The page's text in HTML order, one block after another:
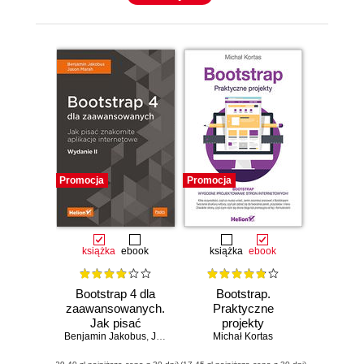
Promocja
książka ebook
Bootstrap 4 dla
zaawansowanych.
Jak pisać
znakomite
Benjamin Jakobus, Jason Marah
Promocja
książka ebook
Bootstrap.
Praktyczne
projekty
Michał Kortas